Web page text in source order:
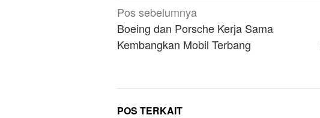
Navigasi
pos
Pos sebelumnya
Boeing dan Porsche Kerja Sama
Kembangkan Mobil Terbang
POS TERKAIT